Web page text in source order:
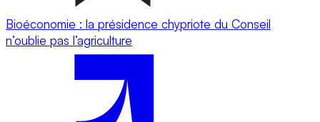
Bioéconomie : la présidence chypriote du Conseil
n’oublie pas l’agriculture